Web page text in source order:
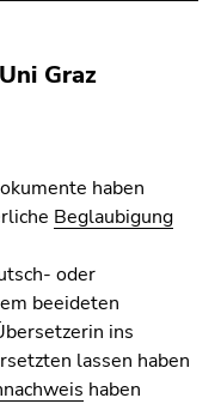
Graz
haben
Beglaubigung
oder
beeideten
ins
lassen haben
haben